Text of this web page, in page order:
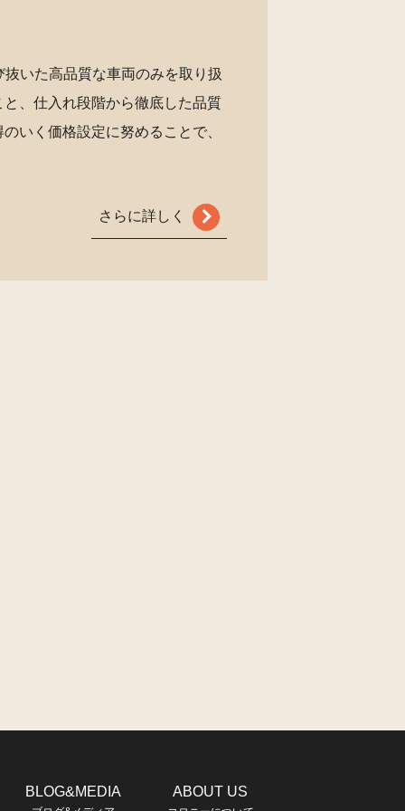
いた高品質な車両のみを取り扱
、仕入れ段階から徹底した品質
いく価格設定に努めることで、
さらに詳しく
BLOG&MEDIA ABOUT US